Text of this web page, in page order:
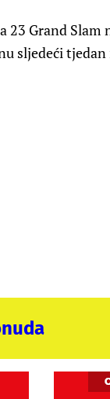
23 Grand
sljedeći